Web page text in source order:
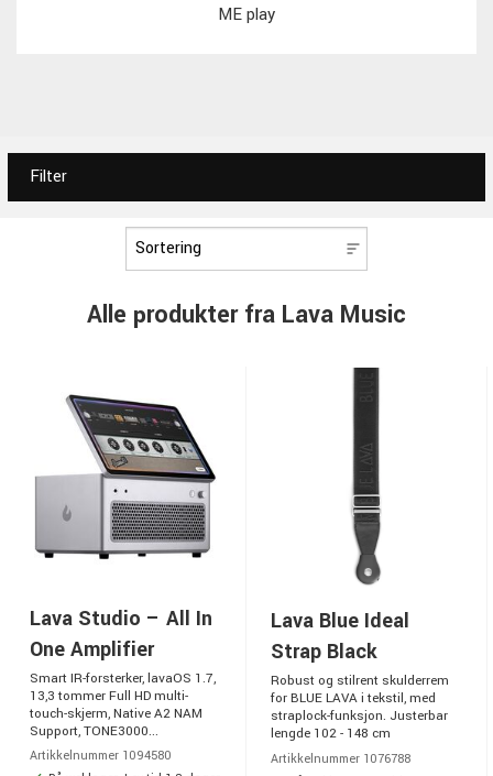
ME play
Filter
Alle produkter fra Lava Music
Lava Studio – All In
One Amplifier
Smart IR-forsterker, lavaOS 1.7,
13,3 tommer Full HD multi-
touch-skjerm, Native A2 NAM
Support, TONE3000...
Artikkelnummer 1094580
Lava Blue Ideal
Strap Black
Robust og stilrent skulderrem
for BLUE LAVA i tekstil, med
straplock-funksjon. Justerbar
lengde 102 - 148 cm
Artikkelnummer 1076788